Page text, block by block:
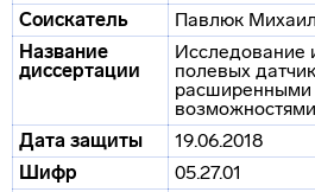
Соискатель
Павлюк
Название
диссертации
Исследование
полевых
расширенными
возможностями
Дата защиты
19.06.2018
Шифр
05.27.01